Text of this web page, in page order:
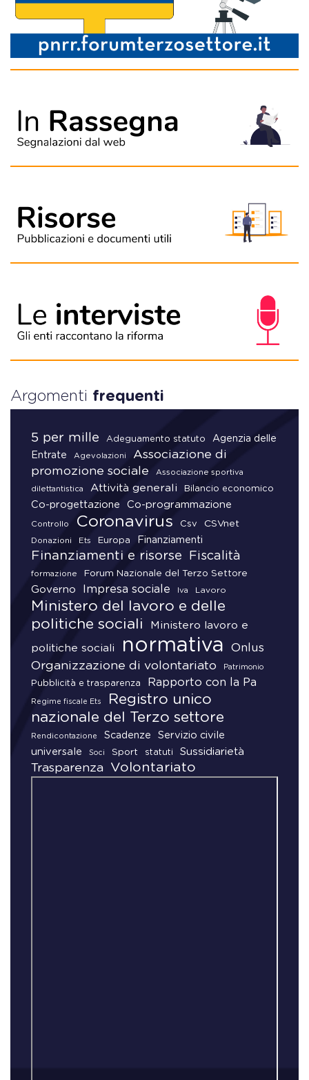
Argomenti frequenti
5 per mille Adeguamento statuto
Agenzia delle
Entrate
Agevolazioni
Associazione di
promozione sociale
Associazione sportiva
dilettantistica Attività generali Bilancio economico
Co-progettazione Co-programmazione
Controllo Coronavirus Csv CSVnet
Donazioni Ets Europa Finanziamenti
Finanziamenti e risorse Fiscalità
formazione Forum Nazionale del Terzo Settore
Governo Impresa sociale Iva Lavoro
Ministero del lavoro e delle
politiche sociali
Ministero lavoro e
politiche sociali normativa Onlus
Organizzazione di volontariato Patrimonio
Pubblicità e trasparenza Rapporto con la Pa
Regime fiscale Ets
Registro unico
nazionale del Terzo settore
Rendicontazione Scadenze
Servizio civile
universale
Soci Sport statuti Sussidiarietà
Trasparenza Volontariato